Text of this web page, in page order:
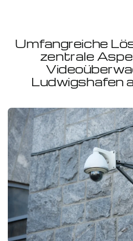
Umfangreiche
zentrale
Ludwigshafen